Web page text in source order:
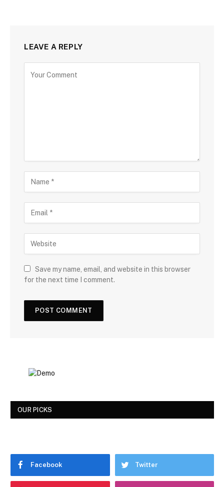
LEAVE A REPLY
Save my name, email, and website in this browser
for the next time I comment.
OUR PICKS
Facebook Twitter